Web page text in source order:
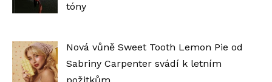
tóny
Nová vůně Sweet Tooth Lemon Pie od
Sabriny Carpenter svádí k letním